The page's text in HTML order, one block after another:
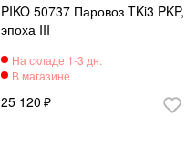
PIKO 50737 Паровоз TKi3 PKP,
эпоха III
25 120